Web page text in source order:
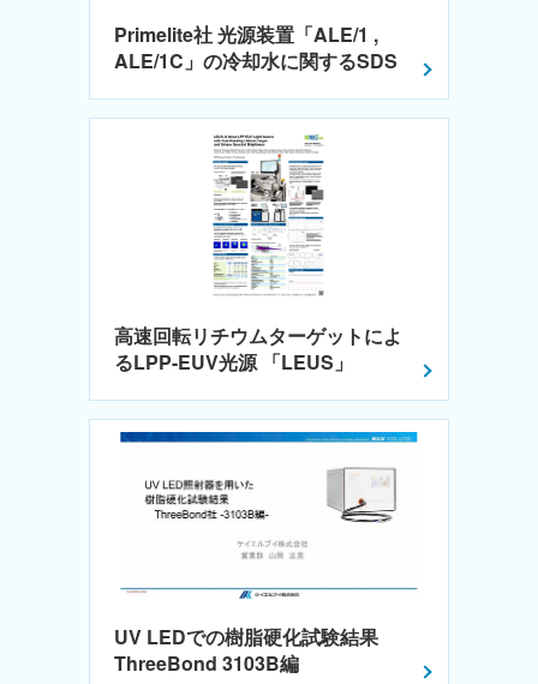
Primelite社 光源装置「ALE/1 ,
ALE/1C」の冷却水に関するSDS
高速回転リチウムターゲットによ
るLPP-EUV光源 「LEUS」
UV LEDでの樹脂硬化試験結果
ThreeBond 3103B編